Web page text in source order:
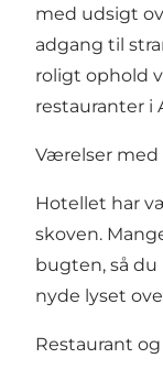
med udsigt
adgang til
roligt ophold
restauranter i
Værelser med
Hotellet har
skoven.
bugten, så
nyde lyset
Restaurant